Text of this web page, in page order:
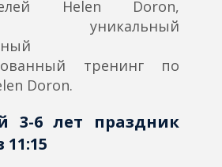
Helen Doron,
уникальный
тренинг по
Doron.
3-6 лет праздник
11:15